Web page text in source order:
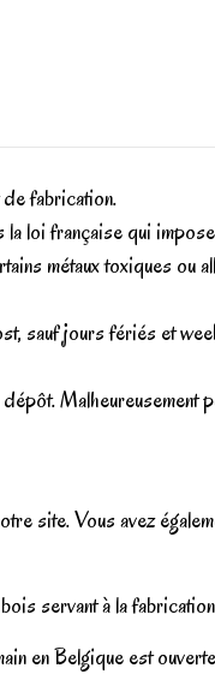
fabrication.
la loi française qui
métaux toxiques ou
sauf jours fériés et
Malheureusement
site. Vous avez
servant à la
en Belgique est